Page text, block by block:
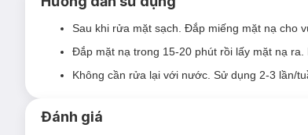
Sau khi rửa mặt sạch. Đắp miếng mặt nạ cho
Đắp mặt nạ trong 15-20 phút rồi lấy mặt nạ
Không cần rửa lại với nước. Sử dụng 2-3 lần/
Đánh giá